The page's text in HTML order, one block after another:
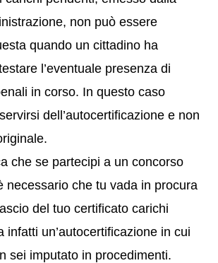
non può essere
quando un cittadino ha
l’eventuale presenza di
in corso. In questo caso
dell’autocertificazione e non
che se partecipi a un concorso
necessario che tu vada in procura
del tuo certificato carichi
infatti un’autocertificazione in cui
sei imputato in procedimenti.